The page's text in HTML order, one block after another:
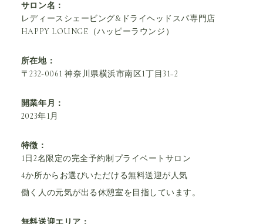
サロン名：
レディースシェービング&ドライヘッドスパ専門店
HAPPY LOUNGE（ハッピーラウンジ）
所在地：
〒232-0061 神奈川県横浜市南区1丁目31−2
開業年月：
2023年1月
特徴：
1日2名限定の完全予約制プライベートサロン
4か所からお選びいただける無料送迎が人気
働く人の元気が出る休憩室を目指しています。